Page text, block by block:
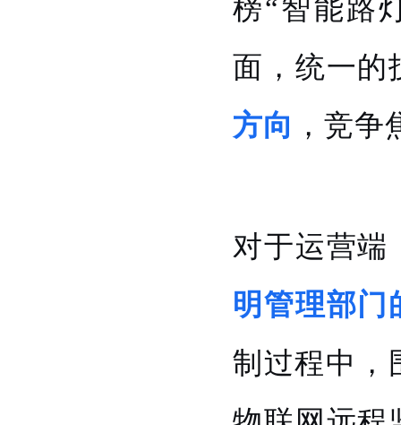
榜“智能路
面，统一的
方向 ，竞
对于运营端
明管理部门
制过程中，